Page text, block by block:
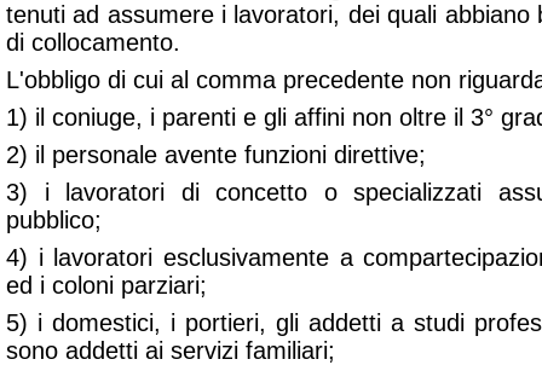
tenuti ad assumere i lavoratori, dei quali abbiano
di collocamento.
L'obbligo di cui al comma precedente non
1) il coniuge, i parenti e gli affini non oltre il 3°
2) il personale avente funzioni direttive;
3) i lavoratori di concetto o specializzati
pubblico;
4) i lavoratori esclusivamente a
ed i coloni parziari;
5) i domestici, i portieri, gli addetti a studi
sono addetti ai servizi familiari;